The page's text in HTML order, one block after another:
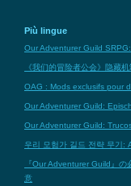
Più lingue
Our Adventurer Guild
《我们的冒险者公会》隐藏
OAG : Mods exclusifs pour
Our Adventurer Guild:
Our Adventurer Guild:
우리 모험가 길드 전략 무기:
『Our Adventurer Guild』
意